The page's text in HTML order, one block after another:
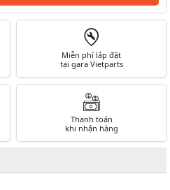
Miễn phí lắp đặt
tại gara Vietparts
Thanh toán
khi nhận hàng